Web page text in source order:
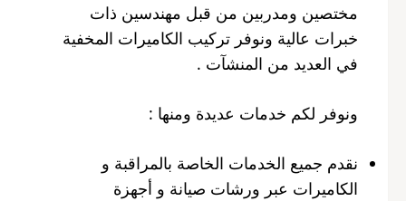
مختصين ومدربين من قبل مهندسين ذات
خبرات عالية ونوفر تركيب الكاميرات المخفية
في العديد من المنشآت .
ونوفر لكم خدمات عديدة ومنها :
نقدم جميع الخدمات الخاصة بالمراقبة و
الكاميرات عبر ورشات صيانة و أجهزة